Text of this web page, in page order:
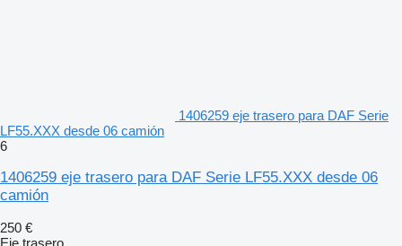
1406259 eje trasero para DAF Serie
LF55.XXX desde 06 camión
6
1406259 eje trasero para DAF Serie LF55.XXX desde 06
camión
250 €
Eje trasero